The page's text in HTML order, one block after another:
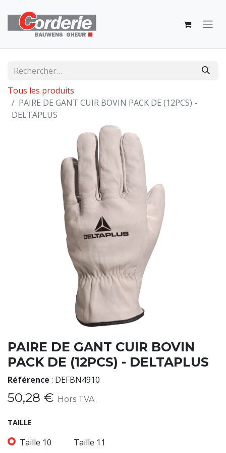
Tous les produits
PAIRE DE GANT CUIR BOVIN PACK DE (12PCS) -
DELTAPLUS
PAIRE DE GANT CUIR BOVIN
PACK DE (12PCS) - DELTAPLUS
Référence : DEFBN4910
50,28 € Hors TVA
TAILLE
Taille 10 Taille 11